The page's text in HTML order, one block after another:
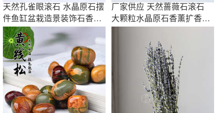
天然孔雀眼滚石 水晶原石摆
件鱼缸盆栽造景装饰石香薰
扩香石批发
厂家供应 天然蔷薇石滚石
大颗粒水晶原石香薰扩香石
鱼缸盆栽装饰